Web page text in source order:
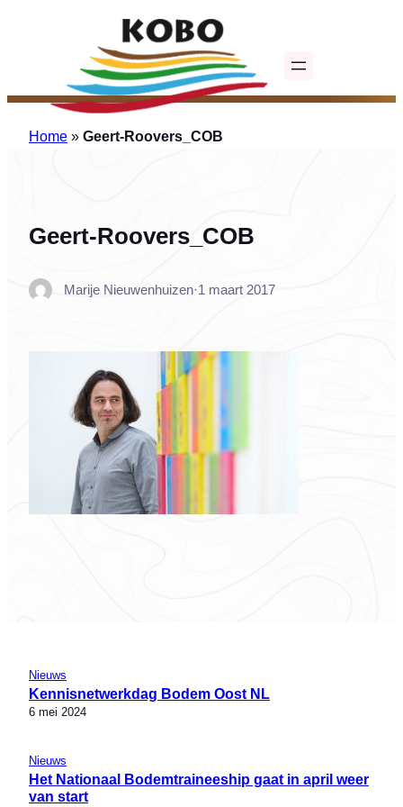
Home » Geert-Roovers_COB
Geert-Roovers_COB
Marije Nieuwenhuizen·1 maart 2017
Nieuws
Kennisnetwerkdag Bodem Oost NL
6 mei 2024
Nieuws
Het Nationaal Bodemtraineeship gaat in april weer
van start